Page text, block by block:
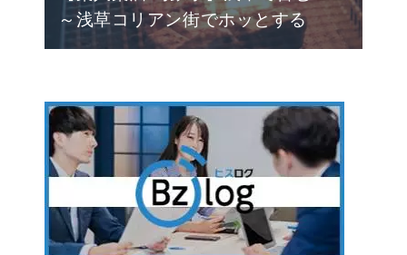
～浅草コリアン街でホッとする